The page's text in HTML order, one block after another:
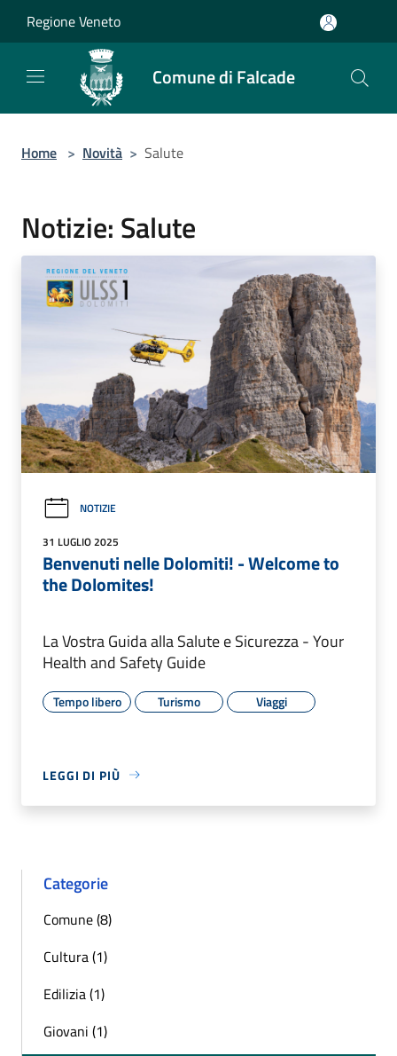
Regione Veneto
Comune di Falcade
Home > Novità > Salute
Notizie: Salute
NOTIZIE
31 LUGLIO 2025
Benvenuti nelle Dolomiti! - Welcome to
the Dolomites!
La Vostra Guida alla Salute e Sicurezza - Your
Health and Safety Guide
Tempo libero Turismo Viaggi
LEGGI DI PIÙ
Categorie
Comune (8)
Cultura (1)
Edilizia (1)
Giovani (1)